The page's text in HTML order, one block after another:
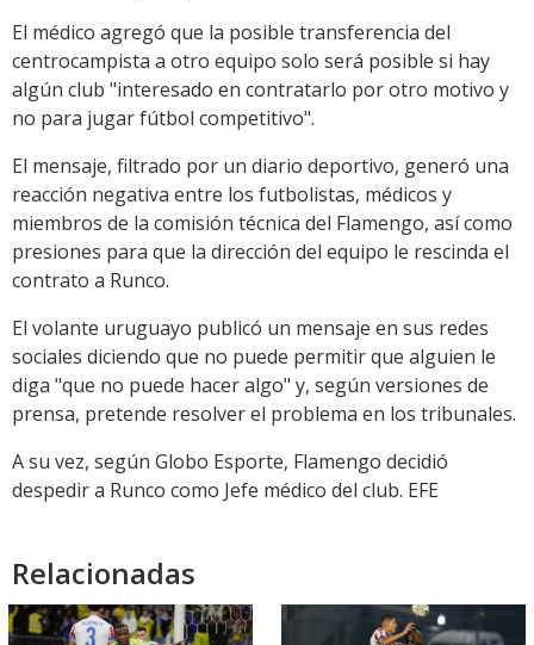
El médico agregó que la posible transferencia del
centrocampista a otro equipo solo será posible si hay
algún club "interesado en contratarlo por otro motivo y
no para jugar fútbol competitivo".
El mensaje, filtrado por un diario deportivo, generó una
reacción negativa entre los futbolistas, médicos y
miembros de la comisión técnica del Flamengo, así como
presiones para que la dirección del equipo le rescinda el
contrato a Runco.
El volante uruguayo publicó un mensaje en sus redes
sociales diciendo que no puede permitir que alguien le
diga "que no puede hacer algo" y, según versiones de
prensa, pretende resolver el problema en los tribunales.
A su vez, según Globo Esporte, Flamengo decidió
despedir a Runco como Jefe médico del club. EFE
Relacionadas